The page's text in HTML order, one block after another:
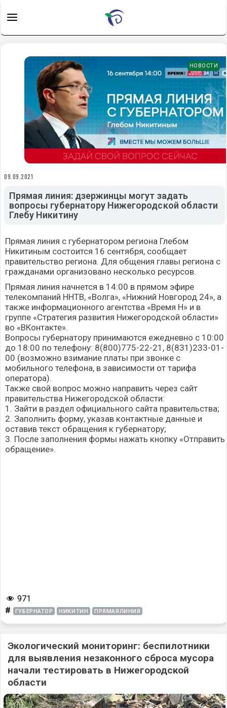
НОВОСТИ
09.09.2021
Прямая линия: дзержинцы могут задать
вопросы губернатору Нижегородской области
Глебу Никитину
Прямая линия с губернатором региона Глебом
Никитиным состоится 16 сентября, сообщает
правительство региона. Для общения главы региона с
гражданами организовано несколько ресурсов.
Прямая линия начнется в 14:00 в прямом эфире
телекомпаний ННТВ, «Волга», «Нижний Новгород 24», а
также информационного агентства «Время Н» и в
группе «Стратегия развития Нижегородской области»
во «ВКонтакте».
Вопросы губернатору принимаются ежедневно с 10:00
до 18:00 по телефону: 8(800)775-22-21, 8(831)233-01-
00 (возможно взимание платы при звонке с
мобильного телефона, в зависимости от тарифа
оператора).
Также свой вопрос можно направить через сайт
правительства Нижегородской области:
1. Зайти в раздел официального сайта правительства;
2. Заполнить форму, указав контактные данные и
оставив текст обращения к губернатору;
3. После заполнения формы нажать кнопку «Отправить
обращение».
971
# ГУБЕРНАТОР НИКИТИН ПРЯМАЯЛИНИЯ
Экологический мониторинг: беспилотники
для выявления незаконного сброса мусора
начали тестировать в Нижегородской
области